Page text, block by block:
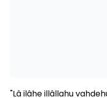
"Lâ ilâhe illâllahu